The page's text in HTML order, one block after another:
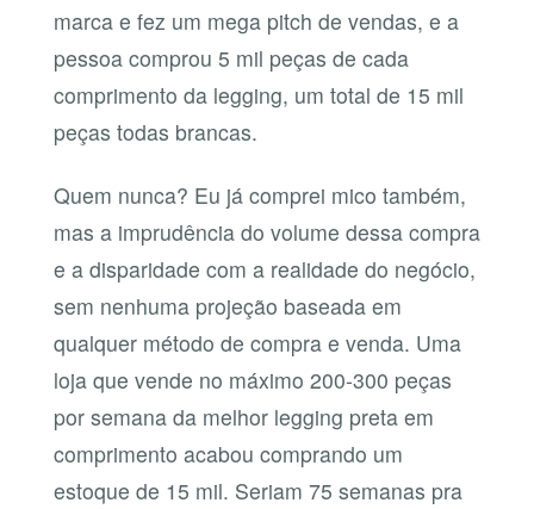
marca e fez um mega pitch de vendas, e a
pessoa comprou 5 mil peças de cada
comprimento da legging, um total de 15 mil
peças todas brancas.
Quem nunca? Eu já comprei mico também,
mas a imprudência do volume dessa compra
e a disparidade com a realidade do negócio,
sem nenhuma projeção baseada em
qualquer método de compra e venda. Uma
loja que vende no máximo 200-300 peças
por semana da melhor legging preta em
comprimento acabou comprando um
estoque de 15 mil. Seriam 75 semanas pra